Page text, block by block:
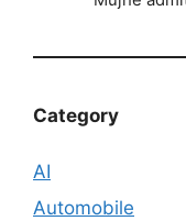
Category
AI
Automobile